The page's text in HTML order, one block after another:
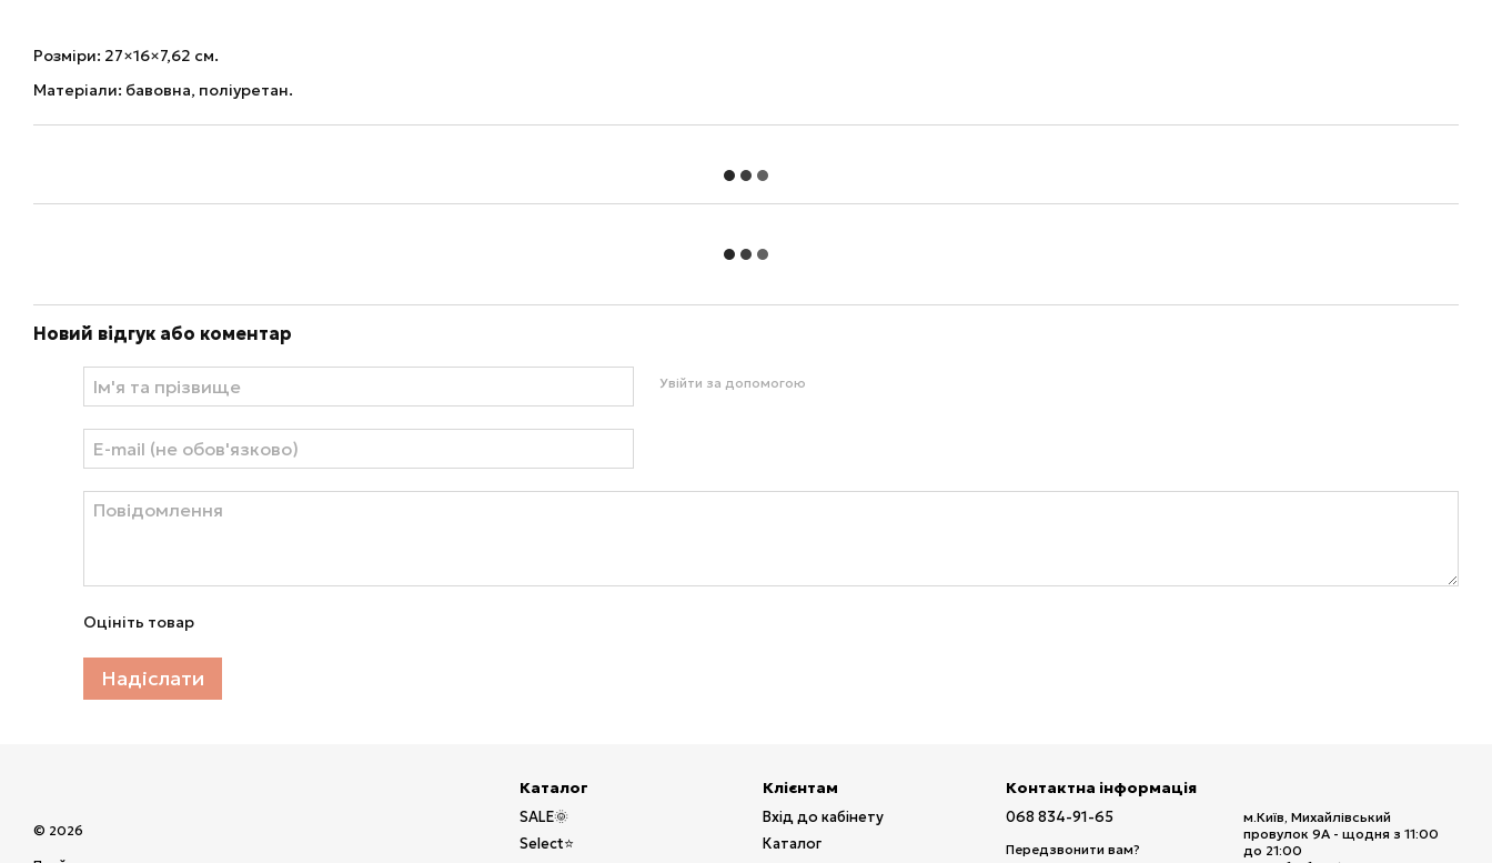
Розміри: 27×16×7,62 см.
Матеріали: бавовна, поліуретан.
Новий відгук або коментар
Увійти за допомогою
Оцініть товар
Надіслати
© 2026
Каталог
SALE🌞
Select⭐
Клієнтам
Вхід до кабінету
Каталог
Контактна інформація
068 834-91-65
Передзвонити вам?
м.Київ, Михайлівський
провулок 9А - щодня з 11:00
до 21:00